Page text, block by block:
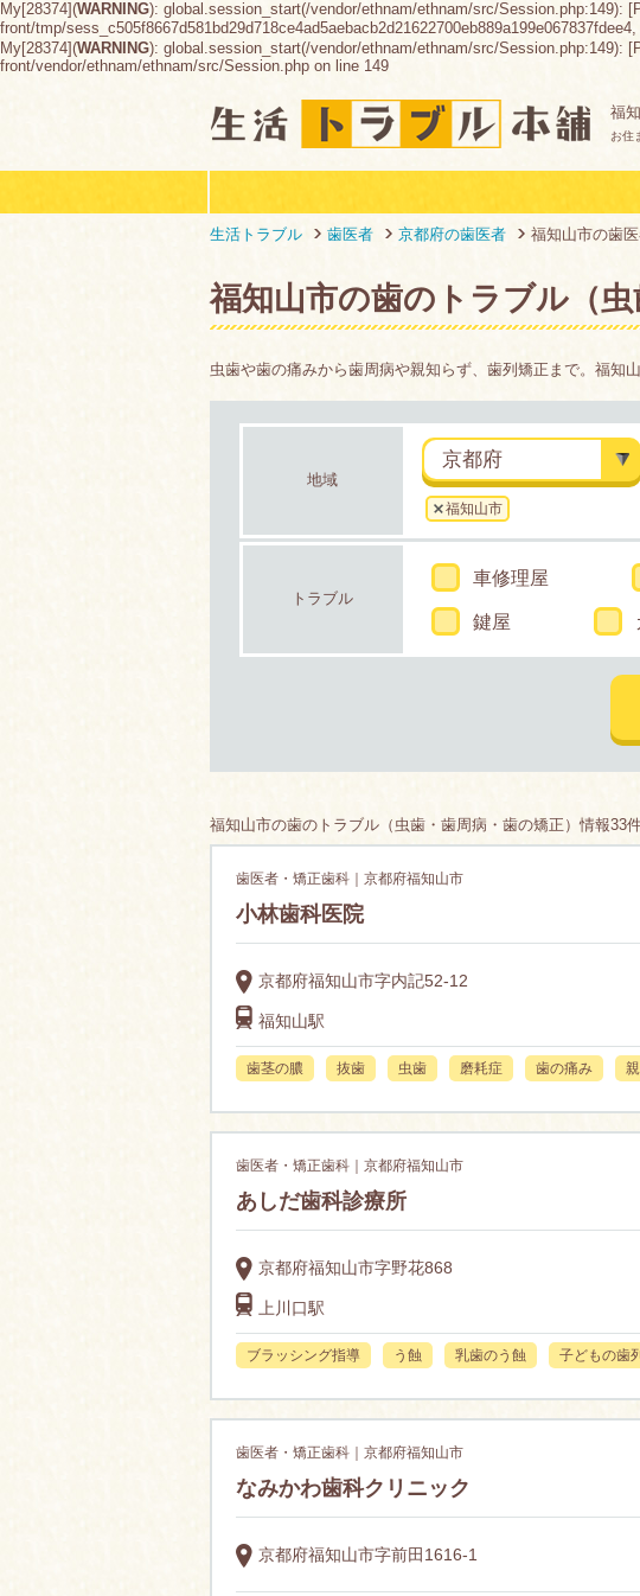
My[28374](WARNING): global.session_start(/vendor/ethnam/ethnam/src/Session.php:149):
front/tmp/
My[28374](WARNING): global.session_start(/vendor/ethnam/ethnam/src/Session.php:149):
front/vendor/ethnam/ethnam/src/Session.php on line 149
福
お住
生活トラブル 歯医者 京都府の歯医者 福知山市の歯
福知山市の歯のトラブル（虫
虫歯や歯の痛みから歯周病や親知らず、歯列矯正まで。福知
地域
京都府
福知山市
トラブル
車修理屋
鍵屋
福知山市の歯のトラブル（虫歯・歯周病・歯の矯正）情報33
歯医者・矯正歯科｜京都府福知山市
小林歯科医院
京都府福知山市字内記52-12
福知山駅
歯茎の膿 抜歯 虫歯 磨耗症 歯の痛み
歯医者・矯正歯科｜京都府福知山市
あしだ歯科診療所
京都府福知山市字野花868
上川口駅
ブラッシング指導 う蝕 乳歯のう蝕 子どもの歯
歯医者・矯正歯科｜京都府福知山市
なみかわ歯科クリニック
京都府福知山市字前田1616-1